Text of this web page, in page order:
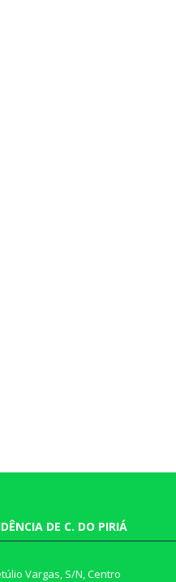
DE C. DO PIRIÁ
Vargas, S/N, Centro